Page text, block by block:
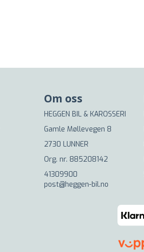
Om oss
HEGGEN BIL & KAROSSERI
Gamle Møllevegen 8
2730 LUNNER
Org. nr. 885208142
41309900
post@heggen-bil.no